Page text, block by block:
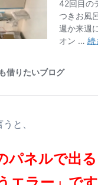
と、
パネルで出